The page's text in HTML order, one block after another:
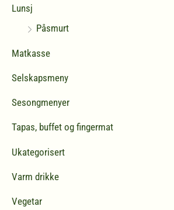
Lunsj
Påsmurt
Matkasse
Selskapsmeny
Sesongmenyer
Tapas, buffet og fingermat
Ukategorisert
Varm drikke
Vegetar